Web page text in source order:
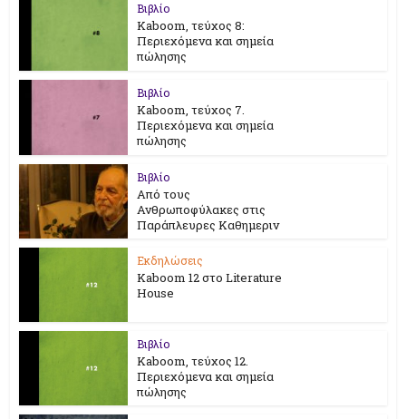
Βιβλίο
Kaboom, τεύχος 8:
Περιεχόμενα και σημεία
πώλησης
Βιβλίο
Kaboom, τεύχος 7.
Περιεχόμενα και σημεία
πώλησης
Βιβλίο
Από τους
Ανθρωποφύλακες στις
Παράπλευρες Καθημεριν
Εκδηλώσεις
Kaboom 12 στο Literature
House
Βιβλίο
Kaboom, τεύχος 12.
Περιεχόμενα και σημεία
πώλησης